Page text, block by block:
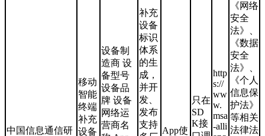
中国信息通信研
移动
智能
终端
补充
设备
设备制
造商 设
备型号
设备品
牌 设备
网络运
营商名
补充
设备
标识
体系
的生
成，
并开
发、
发布
支持
App使
只在
SD
K接
http
s://
ww
w.
msa
-alli
《网络
安全
法》、
《数据
安全
法》、
《个人
信息保
护法》
等相关
法律法